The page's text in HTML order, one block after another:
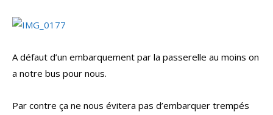
A défaut d’un embarquement par la passerelle au moins on
a notre bus pour nous.
Par contre ça ne nous évitera pas d’embarquer trempés